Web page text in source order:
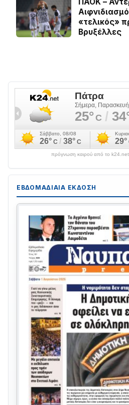
«τελικός»
Βρυξέλλες
πρόγνωση καιρού από το k24.net